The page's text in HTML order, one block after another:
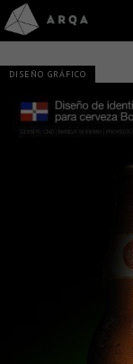
DISEÑO GRÁFICO